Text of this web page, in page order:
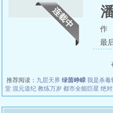
作
最
推荐阅读： 九层天界 绿茵峥嵘 我是杀毒
堂 混元道纪 教练万岁 都市全能巨星 绝